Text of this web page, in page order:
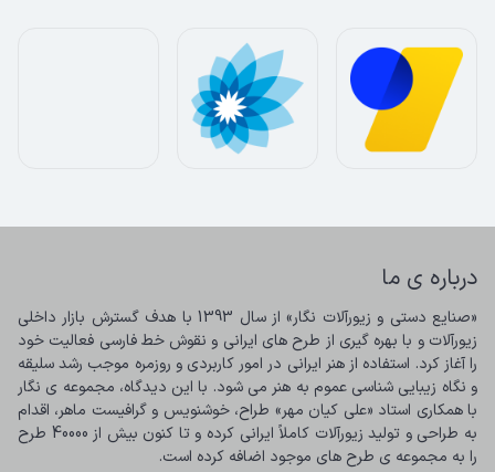
درباره ی ما
را به مجموعه ی طرح های موجود اضافه کرده است.